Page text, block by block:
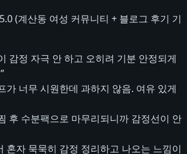
(계산동 여성 커뮤니티 + 블로그 후기 기
감정 자극 안 하고 오히려 기분 안정되게
가 너무 시원한데 과하지 않음. 여유 있게
후 수분팩으로 마무리되니까 감정선이 안
혼자 묵묵히 감정 정리하고 나오는 느낌이